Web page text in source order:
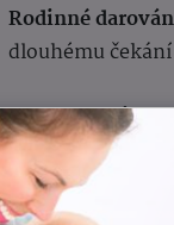
Rodinné
dlouhému
Vztahy mezi
Finanční